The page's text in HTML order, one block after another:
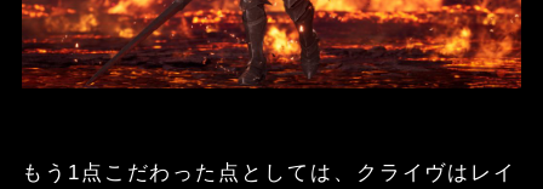
もう1点こだわった点としては、クライヴはレイ